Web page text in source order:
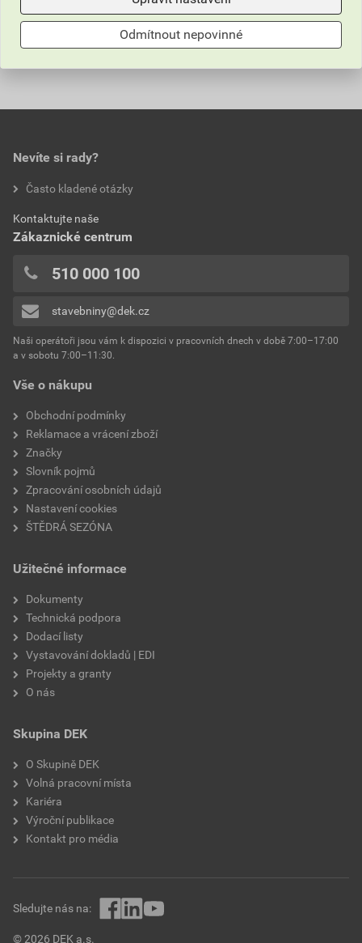
Detail zapůjčení Detail zapůjčení
Vše o nákupu
Obchodní podmínky
Reklamace a vrácení zboží
Značky
Slovník pojmů
Zpracování osobních údajů
Nastavení cookies
ŠTĚDRÁ SEZÓNA
Užitečné informace
Dokumenty
Technická podpora
Dodací listy
Vystavování dokladů | EDI
Projekty a granty
O nás
Skupina DEK
O Skupině DEK
Volná pracovní místa
Kariéra
Výroční publikace
Kontakt pro média
Nevíte si rady?
Často kladené otázky
Kontaktujte naše
Zákaznické centrum
510 000 100
stavebniny@dek.cz
Naši operátoři jsou vám k dispozici v pracovních dnech v době 7:00–17:00
a v sobotu 7:00–11:30.
© 2026 DEK a.s.
Sledujte nás na:
Odmítnout nepovinné